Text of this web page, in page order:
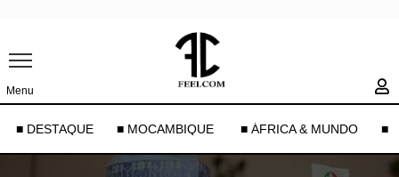
Menu
■ DESTAQUE ■ MOCAMBIQUE ■ ÁFRICA & MUNDO ■